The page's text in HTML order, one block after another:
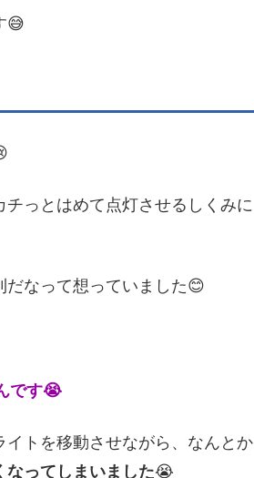
😅
っとはめて点灯させるしくみに
だなって想っていました😊
です😭
トを移動させながら、なんとか
なってしまいました😭